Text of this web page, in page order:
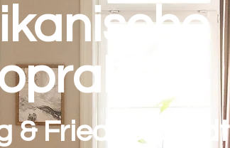
& Friedrichstadt